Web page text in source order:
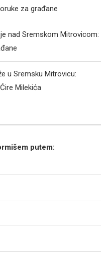
za građane
nad Sremskom Mitrovicom:
u Sremsku Mitrovicu:
Milekića
putem: